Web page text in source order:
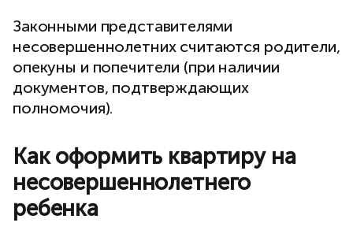
Законными представителями
несовершеннолетних считаются родители,
опекуны и попечители (при наличии
документов, подтверждающих
полномочия).
Как оформить квартиру на
несовершеннолетнего
ребенка